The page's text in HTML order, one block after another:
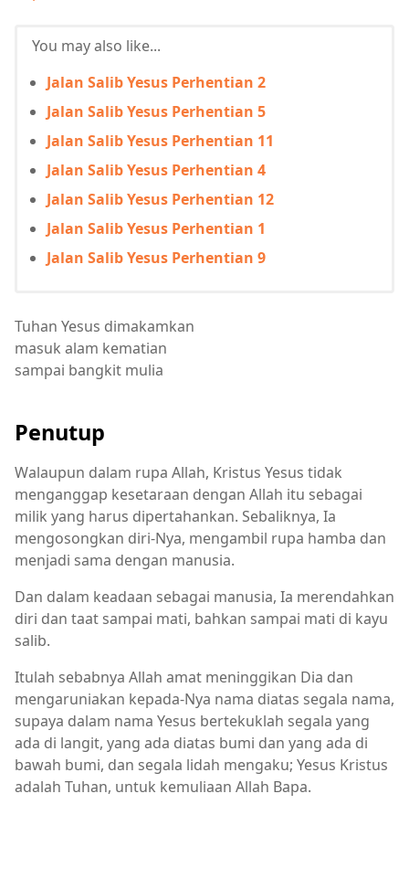
You may also like...
Jalan Salib Yesus Perhentian 2
Jalan Salib Yesus Perhentian 5
Jalan Salib Yesus Perhentian 11
Jalan Salib Yesus Perhentian 4
Jalan Salib Yesus Perhentian 12
Jalan Salib Yesus Perhentian 1
Jalan Salib Yesus Perhentian 9
Tuhan Yesus dimakamkan
masuk alam kematian
sampai bangkit mulia
Penutup
Walaupun dalam rupa Allah, Kristus Yesus tidak
menganggap kesetaraan dengan Allah itu sebagai
milik yang harus dipertahankan. Sebaliknya, Ia
mengosongkan diri-Nya, mengambil rupa hamba dan
menjadi sama dengan manusia.
Dan dalam keadaan sebagai manusia, Ia merendahkan
diri dan taat sampai mati, bahkan sampai mati di kayu
salib.
Itulah sebabnya Allah amat meninggikan Dia dan
mengaruniakan kepada-Nya nama diatas segala nama,
supaya dalam nama Yesus bertekuklah segala yang
ada di langit, yang ada diatas bumi dan yang ada di
bawah bumi, dan segala lidah mengaku; Yesus Kristus
adalah Tuhan, untuk kemuliaan Allah Bapa.